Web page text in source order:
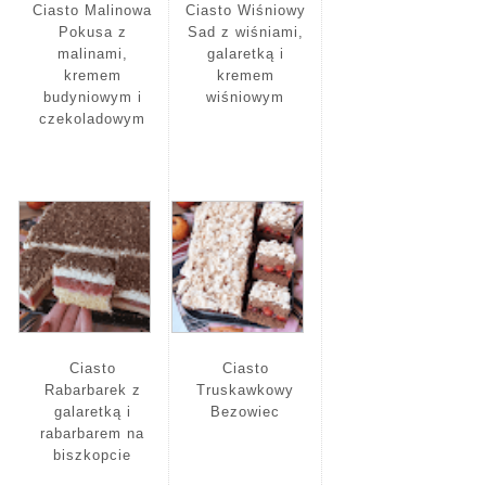
Ciasto Malinowa
Pokusa z
malinami,
kremem
budyniowym i
czekoladowym
Ciasto Wiśniowy
Sad z wiśniami,
galaretką i
kremem
wiśniowym
Ciasto
Rabarbarek z
galaretką i
rabarbarem na
biszkopcie
Ciasto
Truskawkowy
Bezowiec